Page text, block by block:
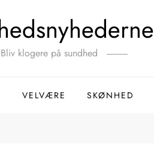
Bliv klogere på sundhed
VELVÆRE SKØNHED